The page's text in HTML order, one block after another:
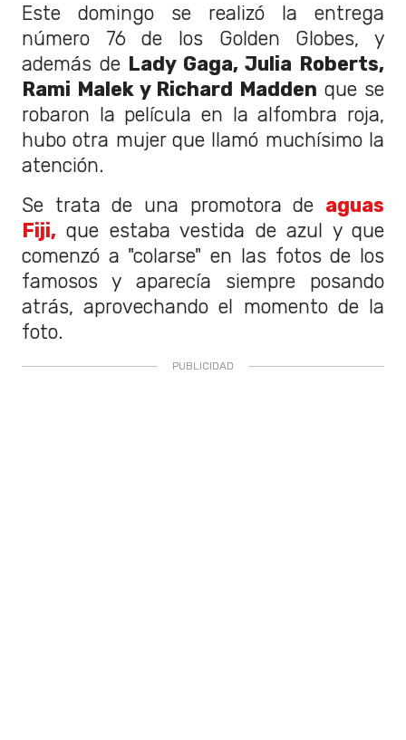
Este domingo se realizó la entrega
número 76 de los Golden Globes, y
además de Lady Gaga, Julia Roberts,
Rami Malek y Richard Madden que se
robaron la película en la alfombra roja,
hubo otra mujer que llamó muchísimo la
atención.
Se trata de una promotora de aguas
Fiji, que estaba vestida de azul y que
comenzó a "colarse" en las fotos de los
famosos y aparecía siempre posando
atrás, aprovechando el momento de la
foto.